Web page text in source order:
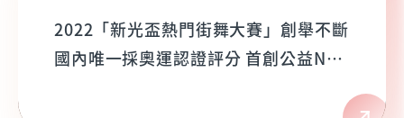
2022「新光盃熱門街舞大賽」創舉不斷
國內唯一採奧運認證評分 首創公益NFT